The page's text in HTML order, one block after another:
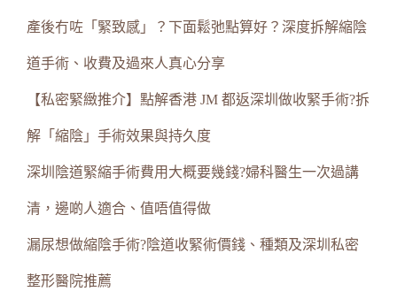
產後冇咗「緊致感」？下面鬆弛點算好？深度拆解縮陰
道手術、收費及過來人真心分享
【私密緊緻推介】點解香港 JM 都返深圳做收緊手術?拆
解「縮陰」手術效果與持久度
深圳陰道緊縮手術費用大概要幾錢?婦科醫生一次過講
清，邊啲人適合、值唔值得做
漏尿想做縮陰手術?陰道收緊術價錢、種類及深圳私密
整形醫院推薦